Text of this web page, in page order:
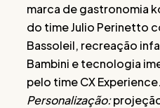
marca de gastronomia
do time Julio Perinetto
Bassoleil, recreação
Bambini e tecnologia
pelo time CX Experience.
Personalização: